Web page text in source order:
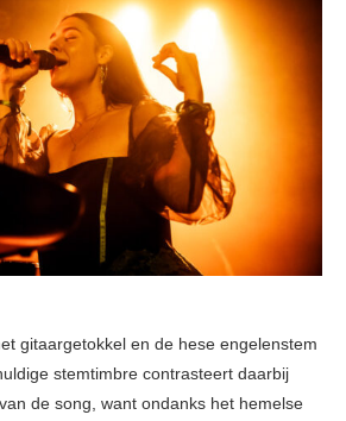
gitaargetokkel en de hese engelenstem
stemtimbre contrasteert daarbij
de song, want ondanks het hemelse